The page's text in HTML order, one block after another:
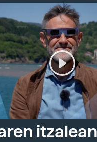
itzalean